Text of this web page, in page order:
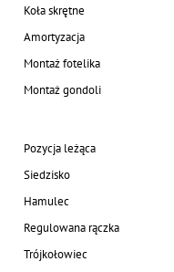
Koła skrętne
Amortyzacja
Montaż fotelika
Montaż gondoli
Pozycja leżąca
Siedzisko
Hamulec
Regulowana rączka
Trójkołowiec